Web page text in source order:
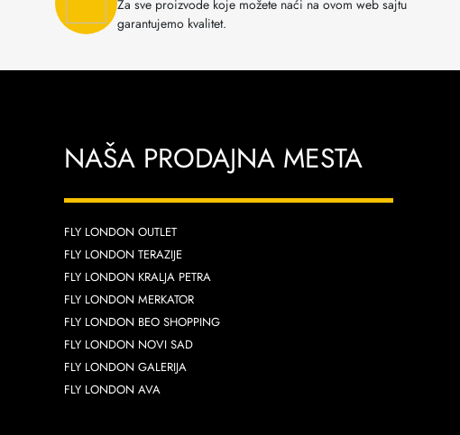
Za sve proizvode koje možete naći na ovom web sajtu
garantujemo kvalitet.
NAŠA PRODAJNA MESTA
FLY LONDON OUTLET
FLY LONDON TERAZIJE
FLY LONDON KRALJA PETRA
FLY LONDON MERKATOR
FLY LONDON BEO SHOPPING
FLY LONDON NOVI SAD
FLY LONDON GALERIJA
FLY LONDON AVA